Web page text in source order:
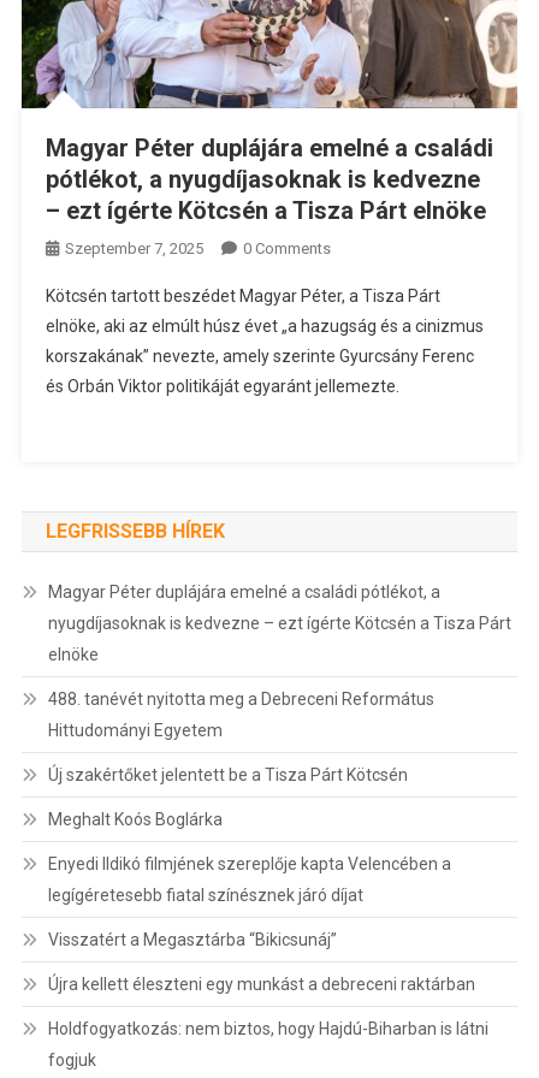
Magyar Péter duplájára emelné a családi
pótlékot, a nyugdíjasoknak is kedvezne
– ezt ígérte Kötcsén a Tisza Párt elnöke
Szeptember 7, 2025 0 Comments
Kötcsén tartott beszédet Magyar Péter, a Tisza Párt
elnöke, aki az elmúlt húsz évet „a hazugság és a cinizmus
korszakának” nevezte, amely szerinte Gyurcsány Ferenc
és Orbán Viktor politikáját egyaránt jellemezte.
LEGFRISSEBB HÍREK
Magyar Péter duplájára emelné a családi pótlékot, a
nyugdíjasoknak is kedvezne – ezt ígérte Kötcsén a Tisza Párt
elnöke
488. tanévét nyitotta meg a Debreceni Református
Hittudományi Egyetem
Új szakértőket jelentett be a Tisza Párt Kötcsén
Meghalt Koós Boglárka
Enyedi Ildikó filmjének szereplője kapta Velencében a
legígéretesebb fiatal színésznek járó díjat
Visszatért a Megasztárba “Bikicsunáj”
Újra kellett éleszteni egy munkást a debreceni raktárban
Holdfogyatkozás: nem biztos, hogy Hajdú-Biharban is látni
fogjuk